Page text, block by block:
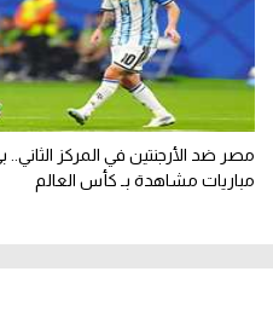
مباريات مشاهدة بـ كأس العالم